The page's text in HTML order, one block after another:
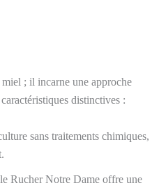
; il incarne une approche
distinctives :
sans traitements chimiques,
Rucher Notre Dame offre une